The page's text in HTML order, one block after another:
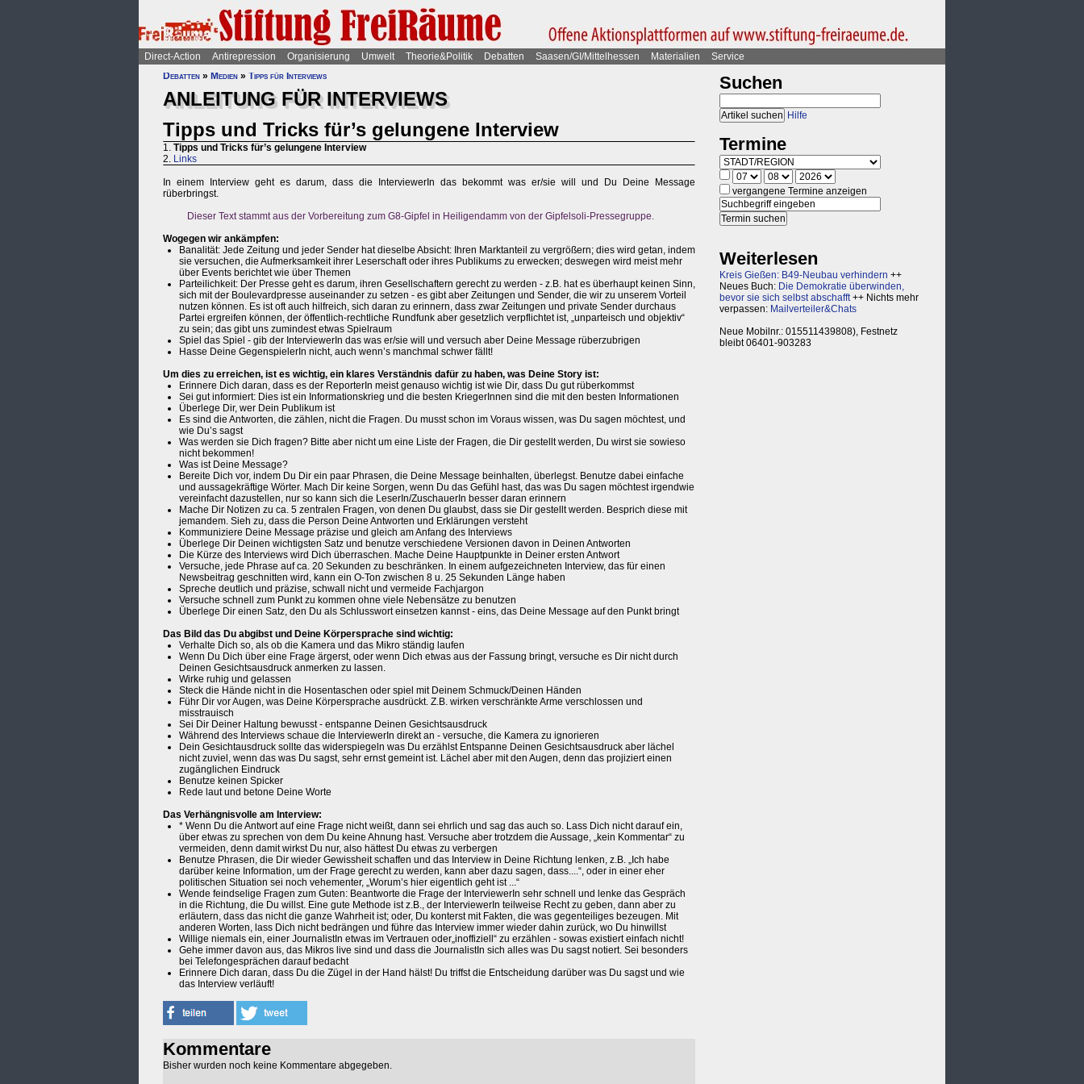
Direct-Action Antirepression Organisierung Umwelt Theorie&Politik Debatten Saasen/GI/Mittelhessen Materialien
Service
Debatten » Medien » Tipps für Interviews
ANLEITUNG FÜR INTERVIEWS
Tipps und Tricks für’s gelungene Interview
1. Tipps und Tricks für’s gelungene Interview
2. Links
In einem Interview geht es darum, dass die InterviewerIn das bekommt was er/sie will und Du Deine Message
rüberbringst.
Dieser Text stammt aus der Vorbereitung zum G8-Gipfel in Heiligendamm von der Gipfelsoli-Pressegruppe.
Wogegen wir ankämpfen:
Banalität: Jede Zeitung und jeder Sender hat dieselbe Absicht: Ihren Marktanteil zu vergrößern; dies wird getan, indem
sie versuchen, die Aufmerksamkeit ihrer Leserschaft oder ihres Publikums zu erwecken; deswegen wird meist mehr
über Events berichtet wie über Themen
Parteilichkeit: Der Presse geht es darum, ihren Gesellschaftern gerecht zu werden - z.B. hat es überhaupt keinen Sinn,
sich mit der Boulevardpresse auseinander zu setzen - es gibt aber Zeitungen und Sender, die wir zu unserem Vorteil
nutzen können. Es ist oft auch hilfreich, sich daran zu erinnern, dass zwar Zeitungen und private Sender durchaus
Partei ergreifen können, der öffentlich-rechtliche Rundfunk aber gesetzlich verpflichtet ist, „unparteisch und objektiv“
zu sein; das gibt uns zumindest etwas Spielraum
Spiel das Spiel - gib der InterviewerIn das was er/sie will und versuch aber Deine Message rüberzubrigen
Hasse Deine GegenspielerIn nicht, auch wenn’s manchmal schwer fällt!
Um dies zu erreichen, ist es wichtig, ein klares Verständnis dafür zu haben, was Deine Story ist:
Erinnere Dich daran, dass es der ReporterIn meist genauso wichtig ist wie Dir, dass Du gut rüberkommst
Sei gut informiert: Dies ist ein Informationskrieg und die besten KriegerInnen sind die mit den besten Informationen
Überlege Dir, wer Dein Publikum ist
Es sind die Antworten, die zählen, nicht die Fragen. Du musst schon im Voraus wissen, was Du sagen möchtest, und
wie Du’s sagst
Was werden sie Dich fragen? Bitte aber nicht um eine Liste der Fragen, die Dir gestellt werden, Du wirst sie sowieso
nicht bekommen!
Was ist Deine Message?
Bereite Dich vor, indem Du Dir ein paar Phrasen, die Deine Message beinhalten, überlegst. Benutze dabei einfache
und aussagekräftige Wörter. Mach Dir keine Sorgen, wenn Du das Gefühl hast, das was Du sagen möchtest irgendwie
vereinfacht dazustellen, nur so kann sich die LeserIn/ZuschauerIn besser daran erinnern
Mache Dir Notizen zu ca. 5 zentralen Fragen, von denen Du glaubst, dass sie Dir gestellt werden. Besprich diese mit
jemandem. Sieh zu, dass die Person Deine Antworten und Erklärungen versteht
Kommuniziere Deine Message präzise und gleich am Anfang des Interviews
Überlege Dir Deinen wichtigsten Satz und benutze verschiedene Versionen davon in Deinen Antworten
Die Kürze des Interviews wird Dich überraschen. Mache Deine Hauptpunkte in Deiner ersten Antwort
Versuche, jede Phrase auf ca. 20 Sekunden zu beschränken. In einem aufgezeichneten Interview, das für einen
Newsbeitrag geschnitten wird, kann ein O-Ton zwischen 8 u. 25 Sekunden Länge haben
Spreche deutlich und präzise, schwall nicht und vermeide Fachjargon
Versuche schnell zum Punkt zu kommen ohne viele Nebensätze zu benutzen
Überlege Dir einen Satz, den Du als Schlusswort einsetzen kannst - eins, das Deine Message auf den Punkt bringt
Das Bild das Du abgibst und Deine Körpersprache sind wichtig:
Verhalte Dich so, als ob die Kamera und das Mikro ständig laufen
Wenn Du Dich über eine Frage ärgerst, oder wenn Dich etwas aus der Fassung bringt, versuche es Dir nicht durch
Deinen Gesichtsausdruck anmerken zu lassen.
Wirke ruhig und gelassen
Steck die Hände nicht in die Hosentaschen oder spiel mit Deinem Schmuck/Deinen Händen
Führ Dir vor Augen, was Deine Körpersprache ausdrückt. Z.B. wirken verschränkte Arme verschlossen und
misstrauisch
Sei Dir Deiner Haltung bewusst - entspanne Deinen Gesichtsausdruck
Während des Interviews schaue die InterviewerIn direkt an - versuche, die Kamera zu ignorieren
Dein Gesichtausdruck sollte das widerspiegeln was Du erzählst Entspanne Deinen Gesichtsausdruck aber lächel
nicht zuviel, wenn das was Du sagst, sehr ernst gemeint ist. Lächel aber mit den Augen, denn das projiziert einen
zugänglichen Eindruck
Benutze keinen Spicker
Rede laut und betone Deine Worte
Das Verhängnisvolle am Interview:
* Wenn Du die Antwort auf eine Frage nicht weißt, dann sei ehrlich und sag das auch so. Lass Dich nicht darauf ein,
über etwas zu sprechen von dem Du keine Ahnung hast. Versuche aber trotzdem die Aussage, „kein Kommentar“ zu
vermeiden, denn damit wirkst Du nur, also hättest Du etwas zu verbergen
Benutze Phrasen, die Dir wieder Gewissheit schaffen und das Interview in Deine Richtung lenken, z.B. „Ich habe
darüber keine Information, um der Frage gerecht zu werden, kann aber dazu sagen, dass....“, oder in einer eher
politischen Situation sei noch vehementer, „Worum’s hier eigentlich geht ist ...“
Wende feindselige Fragen zum Guten: Beantworte die Frage der InterviewerIn sehr schnell und lenke das Gespräch
in die Richtung, die Du willst. Eine gute Methode ist z.B., der InterviewerIn teilweise Recht zu geben, dann aber zu
erläutern, dass das nicht die ganze Wahrheit ist; oder, Du konterst mit Fakten, die was gegenteiliges bezeugen. Mit
anderen Worten, lass Dich nicht bedrängen und führe das Interview immer wieder dahin zurück, wo Du hinwillst
Willige niemals ein, einer JournalistIn etwas im Vertrauen oder„inoffiziell“ zu erzählen - sowas existiert einfach nicht!
Gehe immer davon aus, das Mikros live sind und dass die JournalistIn sich alles was Du sagst notiert. Sei besonders
bei Telefongesprächen darauf bedacht
Erinnere Dich daran, dass Du die Zügel in der Hand hälst! Du triffst die Entscheidung darüber was Du sagst und wie
das Interview verläuft!
Kommentare
Bisher wurden noch keine Kommentare abgegeben.
Suchen
Hilfe
Termine
vergangene Termine anzeigen
Weiterlesen
Kreis Gießen: B49-Neubau verhindern ++
Neues Buch: Die Demokratie überwinden,
bevor sie sich selbst abschafft++ Nichts mehr
verpassen: Mailverteiler&Chats
Neue Mobilnr.: 015511439808), Festnetz
bleibt 06401-903283